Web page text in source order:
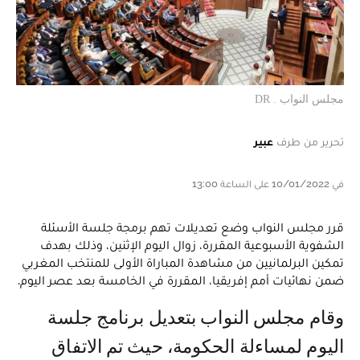
مجلس النواب . DR
تحرير من طرف عبير
في 10/01/2022 على الساعة 13:00
قرر مجلس النواب وضع تعديلات تهم برمجة جلسة الأسئلة
الشفوية الأسبوعية المقررة، زوال اليوم الإثنين، وذلك بهدف
تمكين البرلمانيين من مشاهدة المباراة الأولى للمنتخب المغربي
ضمن نهائيات أمم إفريقيا، المقررة في الخامسة بعد عصر اليوم.
وقام مجلس النواب بتعديل برنامج جلسة
اليوم لمساءلة الحكومة، حيث تم الاتفاق